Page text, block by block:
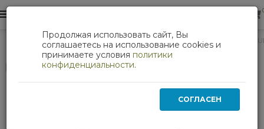
Кардиотренажеры Спин-байк SVENSSON BODY LABS
Нет в наличии
Продолжая использовать сайт, Вы
соглашаетесь на использование cookies и
принимаете условия политики
конфиденциальности.
СОГЛАСЕН